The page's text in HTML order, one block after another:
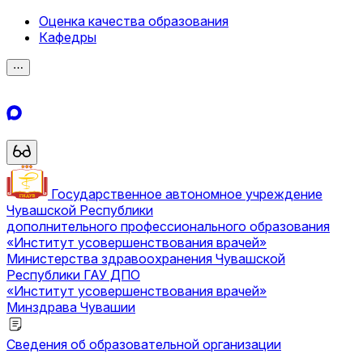
Оценка качества образования
Кафедры
⋯
Государственное автономное учреждение
Чувашской Республики
дополнительного профессионального образования
«Институт усовершенствования врачей»
Министерства здравоохранения Чувашской
Республики ГАУ ДПО
«Институт усовершенствования врачей»
Минздрава Чувашии
Сведения об образовательной организации